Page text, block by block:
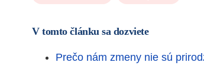
V tomto článku sa dozviete
Prečo nám zmeny nie sú